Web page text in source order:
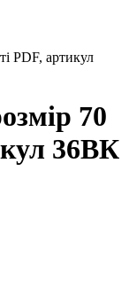
PDF, артикул
70
36ВК